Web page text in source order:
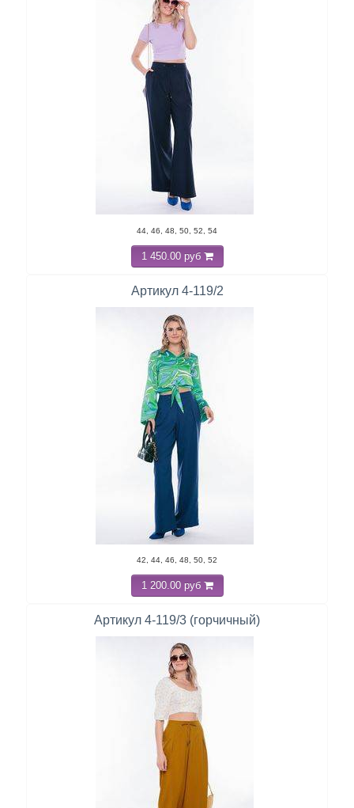
44, 46, 48, 50, 52, 54
1 450.00 руб
Артикул 4-119/2
42, 44, 46, 48, 50, 52
1 200.00 руб
Артикул 4-119/3 (горчичный)